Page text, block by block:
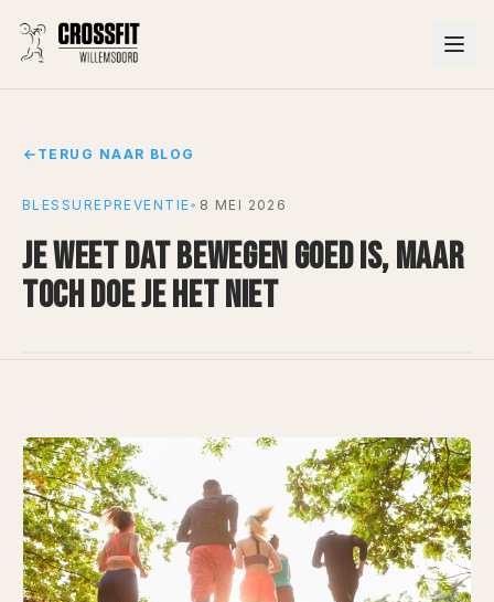
TERUG NAAR BLOG
BLESSUREPREVENTIE• 8 MEI 2026
JE WEET DAT BEWEGEN GOED IS, MAAR
TOCH DOE JE HET NIET